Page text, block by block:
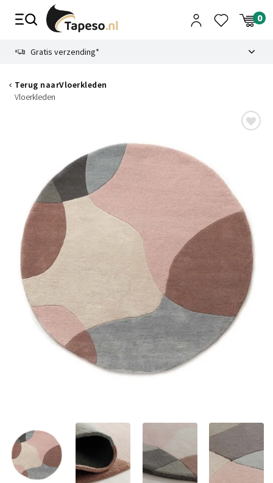
Gratis verzending*
Terug naarVloerkleden
Vloerkleden